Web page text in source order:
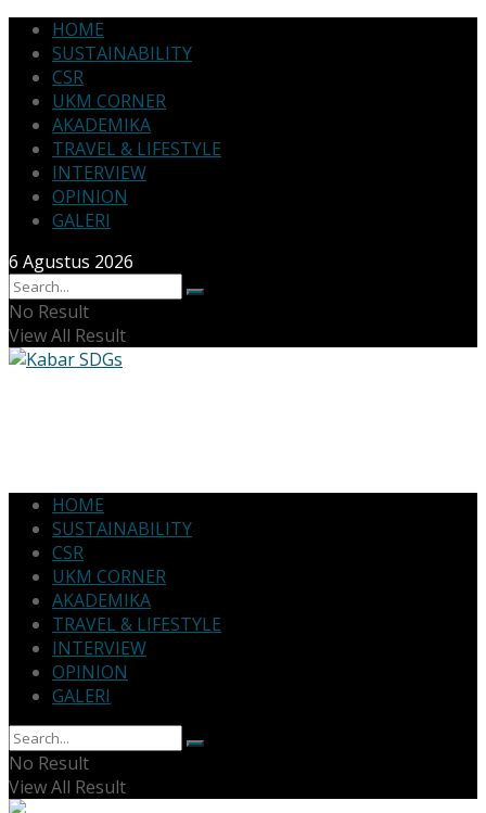
HOME
SUSTAINABILITY
CSR
UKM CORNER
AKADEMIKA
TRAVEL & LIFESTYLE
INTERVIEW
OPINION
GALERI
6 Agustus 2026
No Result
View All Result
HOME
SUSTAINABILITY
CSR
UKM CORNER
AKADEMIKA
TRAVEL & LIFESTYLE
INTERVIEW
OPINION
GALERI
No Result
View All Result